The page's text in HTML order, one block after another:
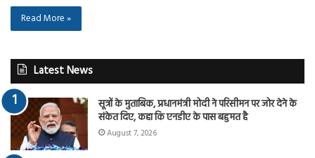
Read More »
Latest News
सूत्रों के मुताबिक, प्रधानमंत्री मोदी ने परिसीमन पर जोर देने के
संकेत दिए, कहा कि एनडीए के पास बहुमत है
August 7, 2026